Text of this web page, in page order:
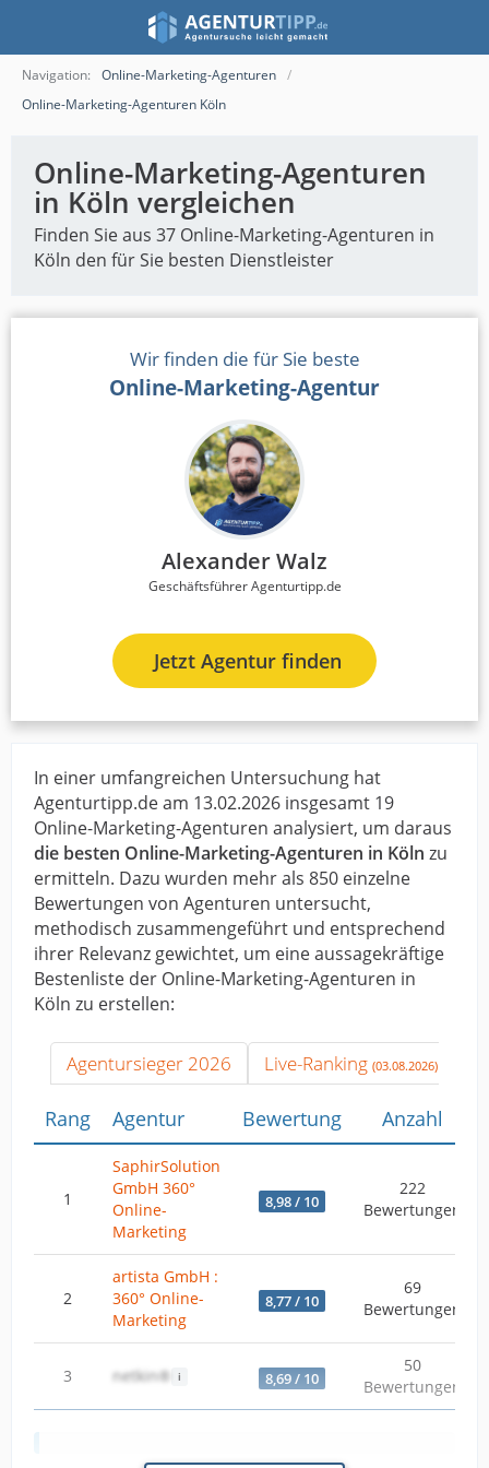
Navigation: Online-Marketing-Agenturen
Online-Marketing-Agenturen Köln
Online-Marketing-Agenturen
in Köln vergleichen
Finden Sie aus 37 Online-Marketing-Agenturen in
Köln den für Sie besten Dienstleister
Wir finden die für Sie beste
Online-Marketing-Agentur
Alexander Walz
Geschäftsführer Agenturtipp.de
Jetzt Agentur finden
In einer umfangreichen Untersuchung hat
Agenturtipp.de am 13.02.2026 insgesamt 19
Online-Marketing-Agenturen analysiert, um daraus
die besten Online-Marketing-Agenturen in Köln zu
ermitteln. Dazu wurden mehr als 850 einzelne
Bewertungen von Agenturen untersucht,
methodisch zusammengeführt und entsprechend
ihrer Relevanz gewichtet, um eine aussagekräftige
Bestenliste der Online-Marketing-Agenturen in
Köln zu erstellen:
Agentursieger 2026 Live-Ranking (03.08.2026)
Rang Agentur Bewertung Anzahl
1
SaphirSolution
GmbH 360°
Online-
Marketing
8,98 / 10
222
Bewertungen
2
artista GmbH :
360° Online-
Marketing
8,77 / 10
69
Bewertungen
3 netkin® 8,69 / 10
50
Bewertungen